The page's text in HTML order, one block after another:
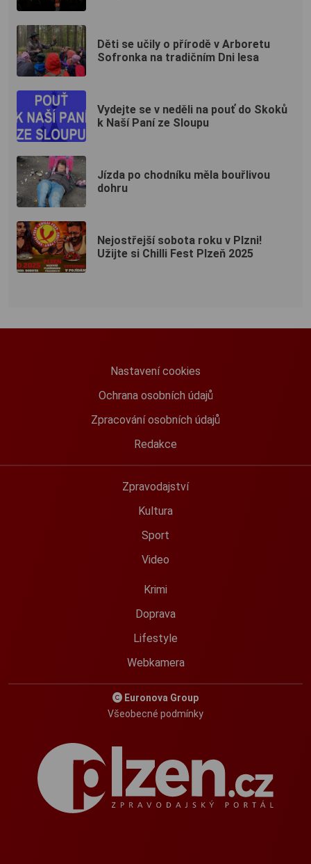
Děti se učily o přírodě v Arboretu
Sofronka na tradičním Dni lesa
Vydejte se v neděli na pouť do Skoků
k Naší Paní ze Sloupu
Jízda po chodníku měla bouřlivou
dohru
Nejostřejší sobota roku v Plzni!
Užijte si Chilli Fest Plzeň 2025
Nastavení cookies
Ochrana osobních údajů
Zpracování osobních údajů
Redakce
Zpravodajství
Kultura
Sport
Video
Krimi
Doprava
Lifestyle
Webkamera
Euronova Group
Všeobecné podmínky